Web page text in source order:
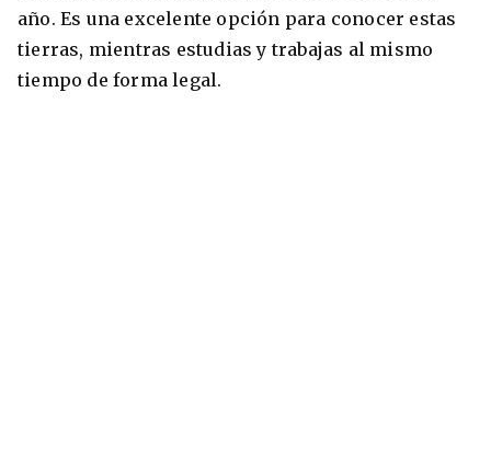
año. Es una excelente opción para conocer estas
tierras, mientras estudias y trabajas al mismo
tiempo de forma legal.